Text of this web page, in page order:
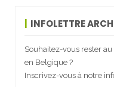
INFOLETTRE
Souhaitez-vous rester
en Belgique ?
Inscrivez-vous à notre